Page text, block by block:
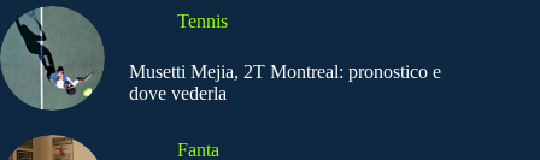
Tennis
Musetti Mejia, 2T Montreal: pronostico e
dove vederla
Fanta